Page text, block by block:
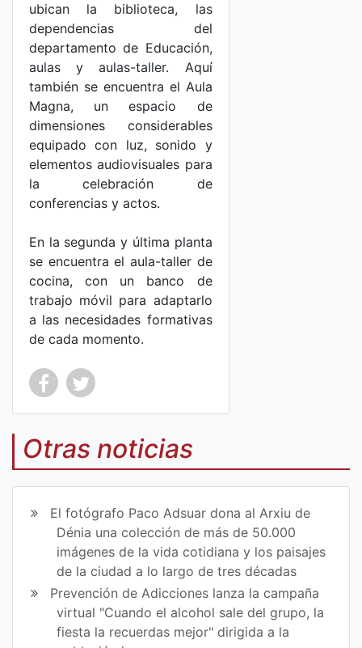
ubican la biblioteca, las
dependencias del
departamento de Educación,
aulas y aulas-taller. Aquí
también se encuentra el Aula
Magna, un espacio de
dimensiones considerables
equipado con luz, sonido y
elementos audiovisuales para
la celebración de
conferencias y actos.
En la segunda y última planta
se encuentra el aula-taller de
cocina, con un banco de
trabajo móvil para adaptarlo
a las necesidades formativas
de cada momento.
Co
mp
art
en
Fa
ce
bo
Co
mp
art
ir
en
Tw
itt
er
Otras noticias
El fotógrafo Paco Adsuar dona al Arxiu de
Dénia una colección de más de 50.000
imágenes de la vida cotidiana y los paisajes
de la ciudad a lo largo de tres décadas
Prevención de Adicciones lanza la campaña
virtual "Cuando el alcohol sale del grupo, la
fiesta la recuerdas mejor" dirigida a la